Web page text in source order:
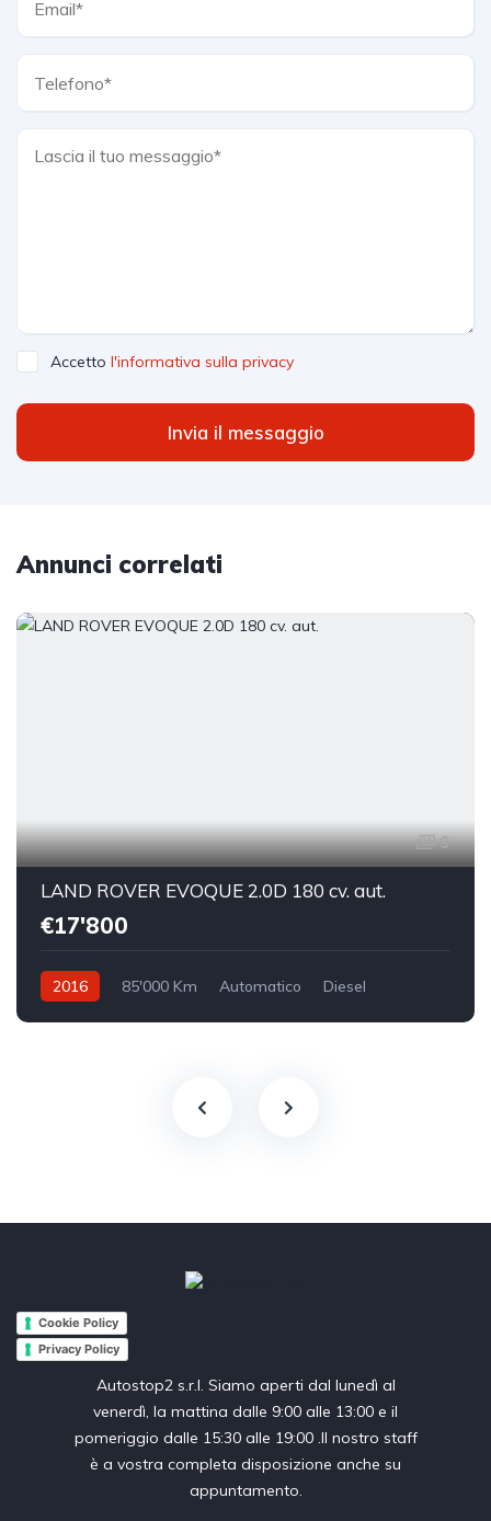
Accetto l'informativa sulla privacy
Invia il messaggio
Annunci correlati
9
LAND ROVER EVOQUE 2.0D 180 cv. aut.
€17'800
2016 85'000 Km Automatico
Diesel
Cookie Policy
Privacy Policy
Autostop2 s.r.l. Siamo aperti dal lunedì al
venerdì, la mattina dalle 9:00 alle 13:00 e il
pomeriggio dalle 15:30 alle 19:00 .Il nostro staff
è a vostra completa disposizione anche su
appuntamento.